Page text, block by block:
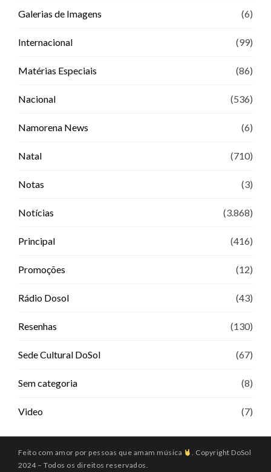
Galerias de Imagens (6)
Internacional (99)
Matérias Especiais (86)
Nacional (536)
Namorena News (6)
Natal (710)
Notas (3)
Notícias (3.868)
Principal (416)
Promoções (12)
Rádio Dosol (43)
Resenhas (130)
Sede Cultural DoSol (67)
Sem categoria (8)
Video (7)
Feito com amor por pessoas que amam música
. Copyright DoSol
2024 – Todos os direitos reservados.